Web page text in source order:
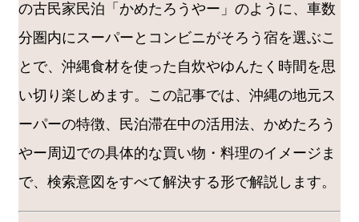
の古民家民泊「かめたろうやー」のように、車数
分圏内にスーパーとコンビニがそろう宿を選ぶこ
とで、沖縄食材を使った自炊やゆんたく時間を思
い切り楽しめます。この記事では、沖縄の地元ス
ーパーの特徴、民泊滞在中の活用法、かめたろう
やー周辺での具体的な買い物・料理のイメージま
で、検索意図をすべて解決する形で解説します。